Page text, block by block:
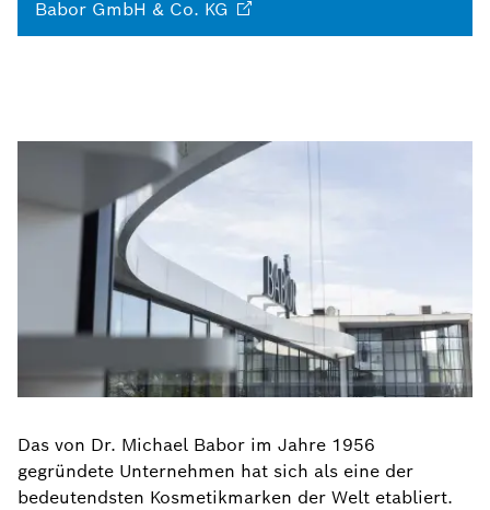
Babor GmbH & Co. KG
Das von Dr. Michael Babor im Jahre 1956
gegründete Unternehmen hat sich als eine der
bedeutendsten Kosmetikmarken der Welt etabliert.